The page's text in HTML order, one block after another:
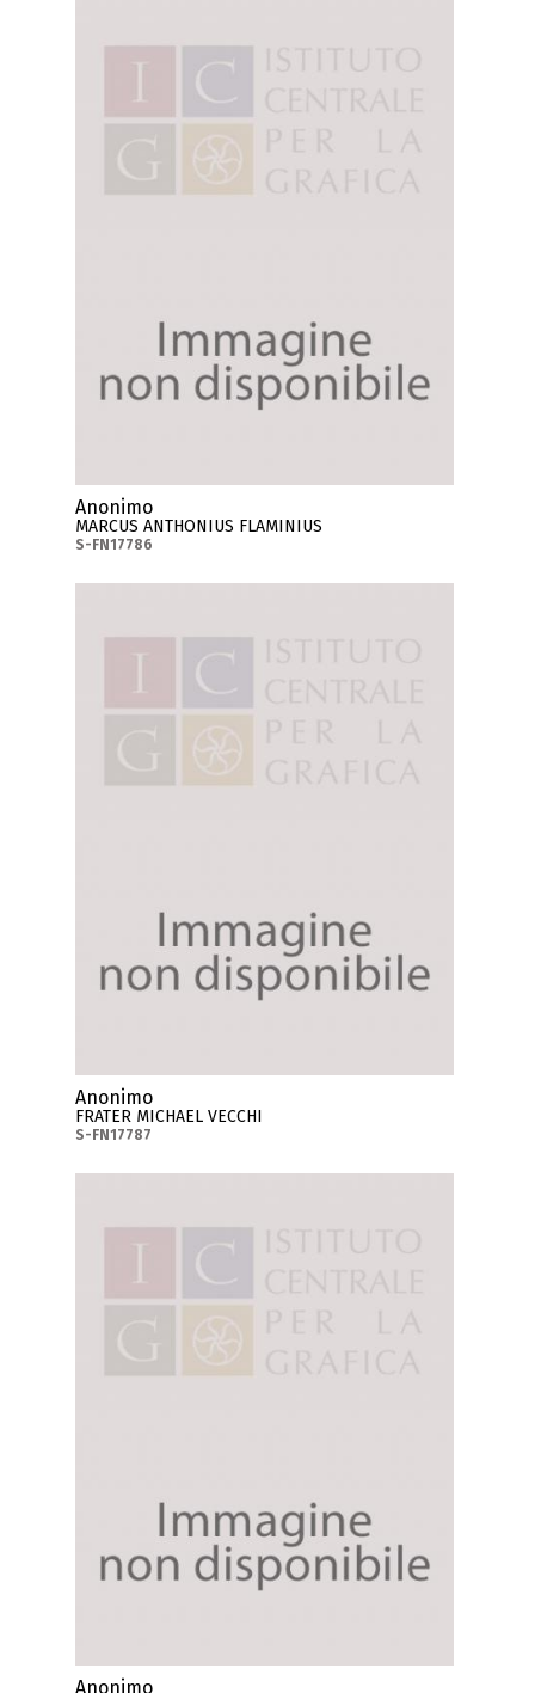
Anonimo
MARCUS ANTHONIUS FLAMINIUS
S-FN17786
Anonimo
FRATER MICHAEL VECCHI
S-FN17787
Anonimo